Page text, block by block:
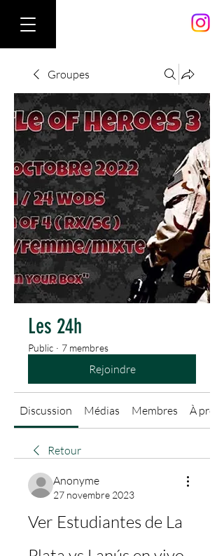
Groupes
Les 24h
Public · 7 membres
Rejoindre
Discussion Médias Membres À
Retour
Anonyme
27 novembre 2023
Ver Estudiantes de La